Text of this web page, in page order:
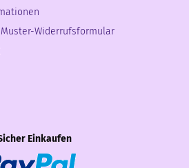
Widerrufsformular
Einkaufen